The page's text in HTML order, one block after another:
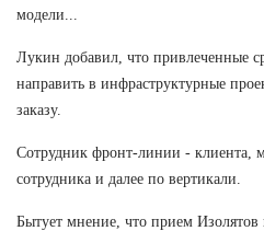
модели...
Лукин добавил, что привлеченные
направить в инфраструктурные
заказу.
Сотрудник фронт-линии - клиента,
сотрудника и далее по вертикали.
Бытует мнение, что прием Изолятов